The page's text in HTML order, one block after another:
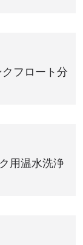
フロート分
用温水洗浄